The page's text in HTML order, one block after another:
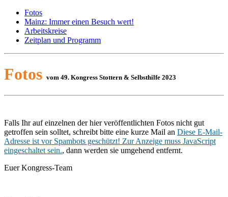
Fotos
Mainz: Immer einen Besuch wert!
Arbeitskreise
Zeitplan und Programm
Fotos vom 49. Kongress Stottern & Selbsthilfe 2023
Falls Ihr auf einzelnen der hier veröffentlichten Fotos nicht gut
getroffen sein solltet, schreibt bitte eine kurze Mail an Diese E-Mail-
Adresse ist vor Spambots geschützt! Zur Anzeige muss JavaScript
eingeschaltet sein., dann werden sie umgehend entfernt.
Euer Kongress-Team